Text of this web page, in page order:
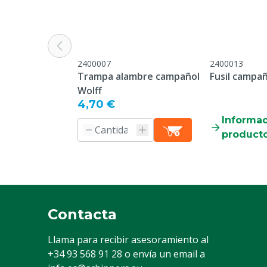
Devolución"
página web.
Especie animal
Ganado,
Otro
2400007
Trampa alambre campañol
Wolff
4,70 €
2400013
Fusil
Contacta
Llama para recibir asesoramiento al
+34 93 568 91 28 o envía un email a